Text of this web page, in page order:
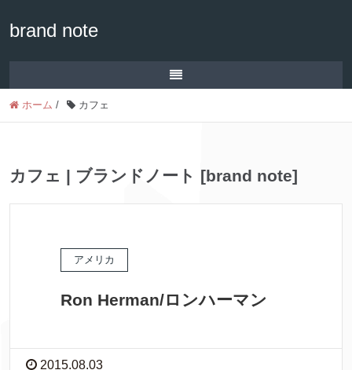
brand note
ホーム / カフェ
カフェ | ブランドノート [brand note]
アメリカ
Ron Herman/ロンハーマン
2015.08.03